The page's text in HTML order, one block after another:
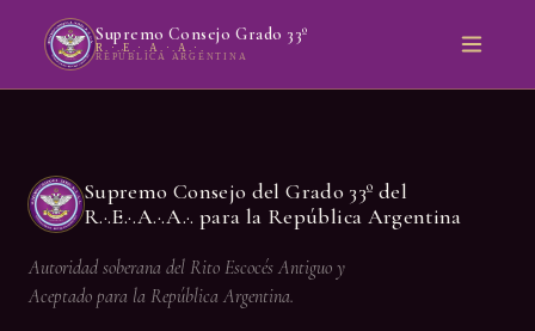
Supremo Consejo Grado 33º
R.·.E.·.A.·.A.·.
REPÚBLICA ARGENTINA
Supremo Consejo del Grado 33º del
R.·.E.·.A.·.A.·. para la República Argentina
Autoridad soberana del Rito Escocés Antiguo y
Aceptado para la República Argentina.